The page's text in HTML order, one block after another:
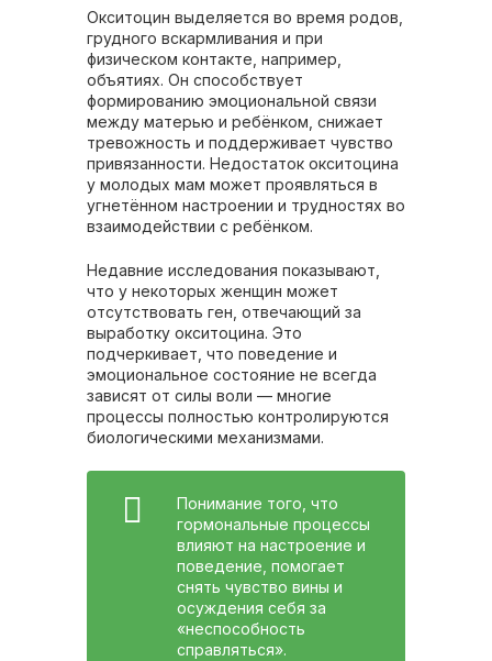
Окситоцин выделяется во время родов,
грудного вскармливания и при
физическом контакте, например,
объятиях. Он способствует
формированию эмоциональной связи
между матерью и ребёнком, снижает
тревожность и поддерживает чувство
привязанности. Недостаток окситоцина
у молодых мам может проявляться в
угнетённом настроении и трудностях во
взаимодействии с ребёнком.
Недавние исследования показывают,
что у некоторых женщин может
отсутствовать ген, отвечающий за
выработку окситоцина. Это
подчеркивает, что поведение и
эмоциональное состояние не всегда
зависят от силы воли — многие
процессы полностью контролируются
биологическими механизмами.
Понимание того, что
гормональные процессы
влияют на настроение и
поведение, помогает
снять чувство вины и
осуждения себя за
«неспособность
справляться».